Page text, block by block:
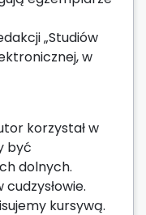
„Studiów
w
korzystał w
być
dolnych.
kursywą.